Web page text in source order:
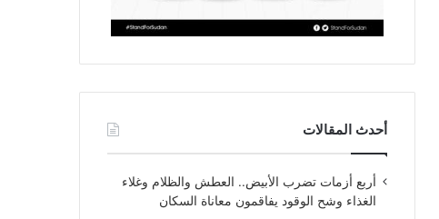
أحدث المقالات
أربع أزمات تضرب الأبيض.. العطش والظلام وغلاء
الغذاء وشح الوقود يفاقمون معاناة السكان